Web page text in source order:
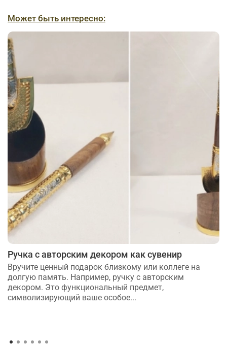
Может быть интересно:
Ручка с авторским декором как сувенир
Вручите ценный подарок близкому или коллеге на
долгую память. Например, ручку с авторским
декором. Это функциональный предмет,
символизирующий ваше особое...